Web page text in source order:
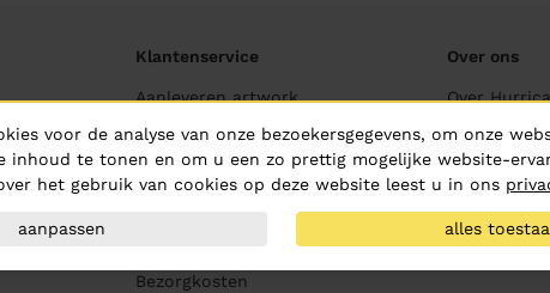
Klantenservice
Aanleveren artwork
PMS kleurenwaaier
Maatvoering
Drukproeven
Bezorgkosten
Over ons
Over
Vacatures
MVO
Contact
voor de analyse van onze bezoekersgegevens, om onze
inhoud te tonen en om u een zo prettig mogelijke website-
het gebruik van cookies op deze website leest u in ons
aanpassen alles